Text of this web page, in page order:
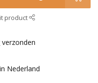
product
in Nederland